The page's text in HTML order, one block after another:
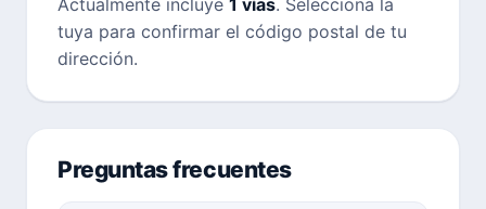
tuya para confirmar el código postal de tu
dirección.
Preguntas frecuentes